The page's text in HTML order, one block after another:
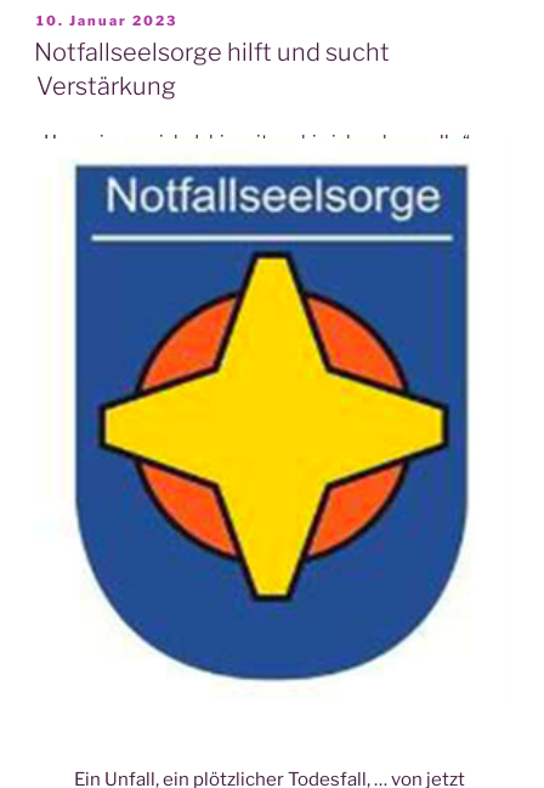
VERÖFFENTLICHT
AM
10. Januar 2023
Notfallseelsorge hilft und sucht
Verstärkung
„Herr, nimm mich dahin mit, wohin ich gehen soll…“
Ein Unfall, ein plötzlicher Todesfall, … von jetzt